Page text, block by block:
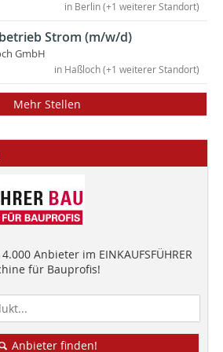
in Berlin (+1 weiterer Standort)
Strom (m/w/d)
GmbH
in Haßloch (+1 weiterer Standort)
Mehr Stellen
Anbieter im EINKAUFSFÜHRER
für Bauprofis!
Anbieter finden!